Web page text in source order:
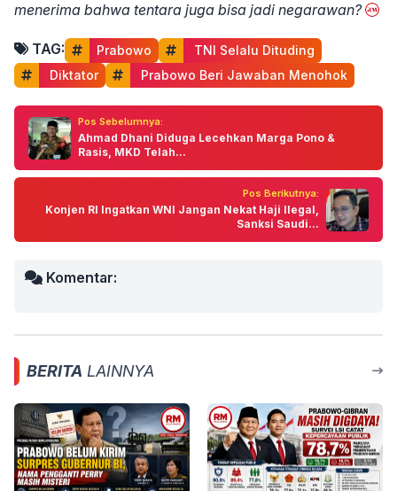
menerima bahwa tentara juga bisa jadi negarawan?
TAG: Prabowo
TNI Selalu Dituding
Diktator
Prabowo Beri Jawaban Menohok
Pos Sebelumnya:
Ahmad Dhani Diduga Lecehkan Marga Pono &
Rasis, MKD Telah...
Pos Berikutnya:
Konjen RI Ingatkan WNI Jangan Nekat Haji Ilegal,
Sanksi Saudi...
Komentar:
BERITA LAINNYA